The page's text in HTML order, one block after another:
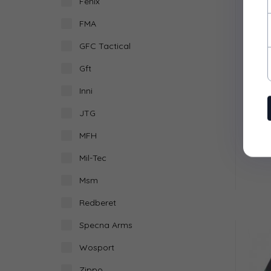
FMA
GFC Tactical
Gft
Inni
JTG
MFH
Mil-Tec
Msm
Redberet
Specna Arms
Wosport